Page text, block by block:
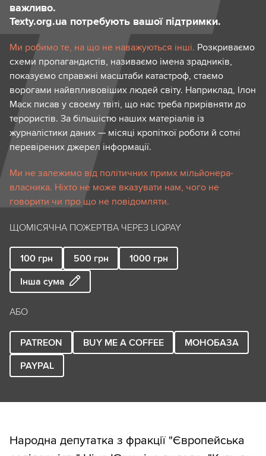
важливо.
Texty.org.ua потребують вашої підтримки.
Ми робимо те, на що не наважуються інші. Розкриваємо
схеми пропагандистів, називаємо імена зрадників,
показуємо справжні масштаби катастроф, стаємо
ворогами найвпливовіших людей світу. Наприклад, Ілон
Маск писав у своєму твіті, що нас треба прирівняти до
терористів. За більшістю наших матеріалів із
журналістики даних — місяці кропіткої роботи й сотні
перевірених джерел інформації.
Ми не залежимо від політичних примх мільйонера-
власника. Ніхто не може вказувати нам, чого не
говорити чи про що не повідомляти.
ЩОМІСЯЧНА ПОЖЕРТВА ЧЕРЕЗ LIQPAY
100 грн 500 грн 1000 грн
Інша сума
АБО
PATREON BUY ME A COFFEE
МОНОБАЗА
PAYPAL
Народна депутатка з фракції "Європейська